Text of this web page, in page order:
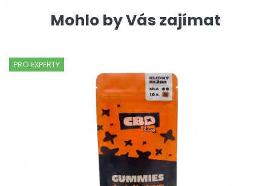
Mohlo by Vás zajímat
PRO EXPERTY